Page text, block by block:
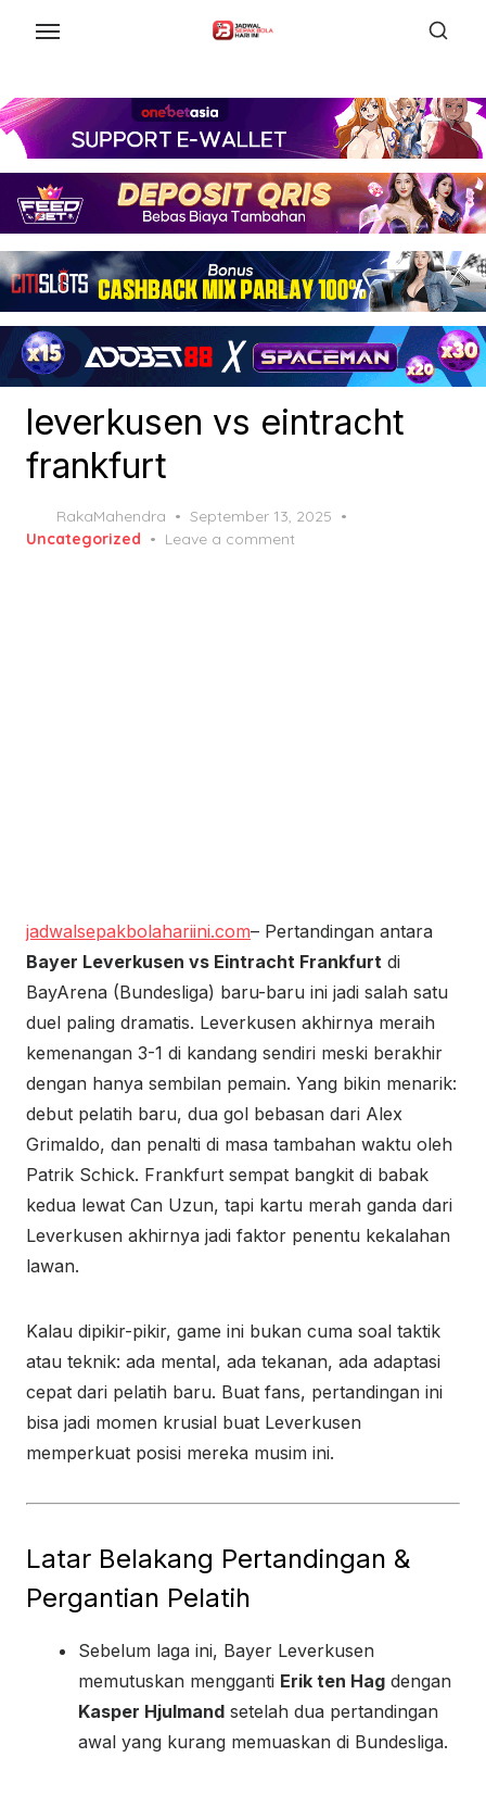
content
leverkusen vs eintracht
frankfurt
RakaMahendra
Posted
on
September 13, 2025
Uncategorized
Leave a comment
jadwalsepakbolahariini.com– Pertandingan antara
Bayer Leverkusen vs Eintracht Frankfurt di
BayArena (Bundesliga) baru-baru ini jadi salah satu
duel paling dramatis. Leverkusen akhirnya meraih
kemenangan 3-1 di kandang sendiri meski berakhir
dengan hanya sembilan pemain. Yang bikin menarik:
debut pelatih baru, dua gol bebasan dari Alex
Grimaldo, dan penalti di masa tambahan waktu oleh
Patrik Schick. Frankfurt sempat bangkit di babak
kedua lewat Can Uzun, tapi kartu merah ganda dari
Leverkusen akhirnya jadi faktor penentu kekalahan
lawan.
Kalau dipikir-pikir, game ini bukan cuma soal taktik
atau teknik: ada mental, ada tekanan, ada adaptasi
cepat dari pelatih baru. Buat fans, pertandingan ini
bisa jadi momen krusial buat Leverkusen
memperkuat posisi mereka musim ini.
Latar Belakang Pertandingan &
Pergantian Pelatih
Sebelum laga ini, Bayer Leverkusen
memutuskan mengganti Erik ten Hag dengan
Kasper Hjulmand setelah dua pertandingan
awal yang kurang memuaskan di Bundesliga.